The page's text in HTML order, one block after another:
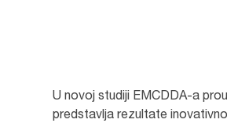
U novoj studiji EMCDDA-a
predstavlja rezultate